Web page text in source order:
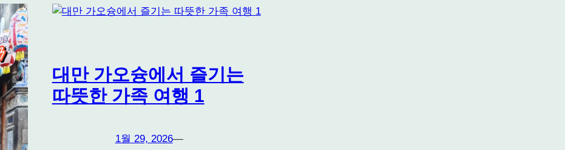
대만 가오슝에서 즐기는
따뜻한 가족 여행 1
1월 29, 2026—